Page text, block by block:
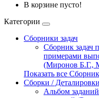
В корзине пусто!
Категории
Сборники задач
Сборник задач
примерами
(Миронов Б.Г.,
Показать все
Сборки / Деталировки
Альбом